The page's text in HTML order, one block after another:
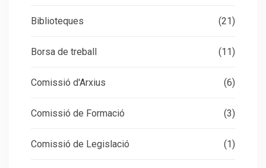
Biblioteques (21)
Borsa de treball (11)
Comissió d'Arxius (6)
Comissió de Formació (3)
Comissió de Legislació (1)